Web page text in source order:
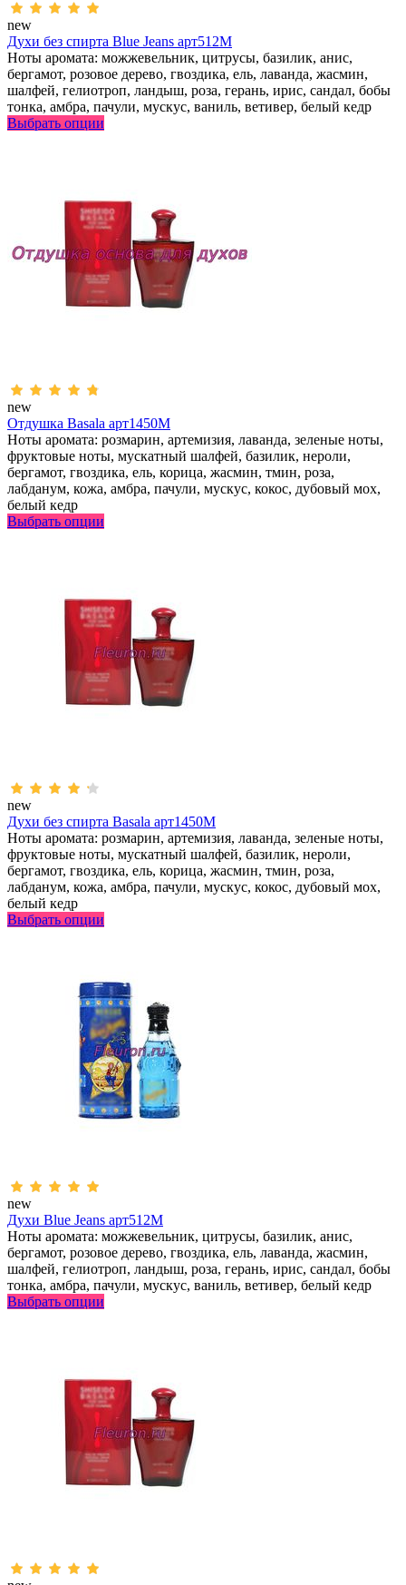
new
Духи без спирта Blue Jeans арт512M
Ноты аромата: можжевельник, цитрусы, базилик, анис,
бергамот, розовое дерево, гвоздика, ель, лаванда, жасмин,
шалфей, гелиотроп, ландыш, роза, герань, ирис, сандал, бобы
тонка, амбра, пачули, мускус, ваниль, ветивер, белый кедр
Выбрать опции
new
Отдушка Basala арт1450M
Ноты аромата: розмарин, артемизия, лаванда, зеленые ноты,
фруктовые ноты, мускатный шалфей, базилик, нероли,
бергамот, гвоздика, ель, корица, жасмин, тмин, роза,
лабданум, кожа, амбра, пачули, мускус, кокос, дубовый мох,
белый кедр
Выбрать опции
new
Духи без спирта Basala арт1450M
Ноты аромата: розмарин, артемизия, лаванда, зеленые ноты,
фруктовые ноты, мускатный шалфей, базилик, нероли,
бергамот, гвоздика, ель, корица, жасмин, тмин, роза,
лабданум, кожа, амбра, пачули, мускус, кокос, дубовый мох,
белый кедр
Выбрать опции
new
Духи Blue Jeans арт512M
Ноты аромата: можжевельник, цитрусы, базилик, анис,
бергамот, розовое дерево, гвоздика, ель, лаванда, жасмин,
шалфей, гелиотроп, ландыш, роза, герань, ирис, сандал, бобы
тонка, амбра, пачули, мускус, ваниль, ветивер, белый кедр
Выбрать опции